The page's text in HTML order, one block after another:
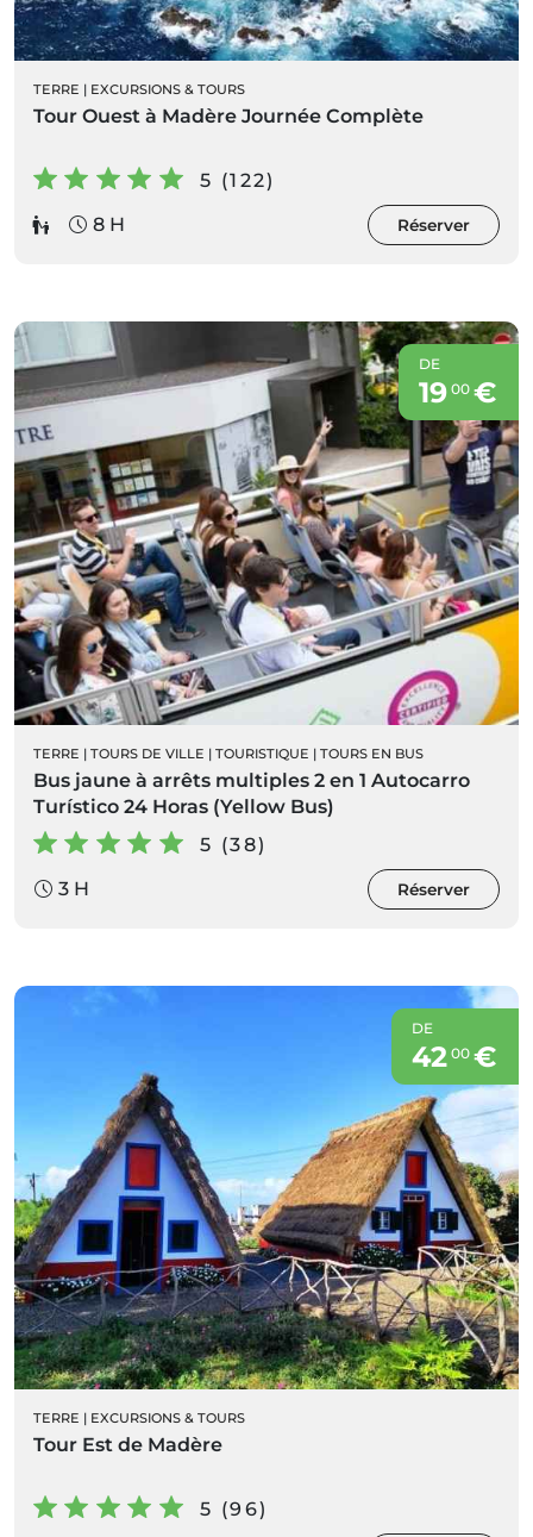
TERRE | EXCURSIONS & TOURS
Tour Ouest à Madère Journée Complète
5 (122)
8 H
Réserver
DE
19 00€
TERRE | TOURS DE VILLE | TOURISTIQUE | TOURS EN BUS
Bus jaune à arrêts multiples 2 en 1 Autocarro
Turístico 24 Horas (Yellow Bus)
5 (38)
3 H
Réserver
DE
42 00€
TERRE | EXCURSIONS & TOURS
Tour Est de Madère
5 (96)